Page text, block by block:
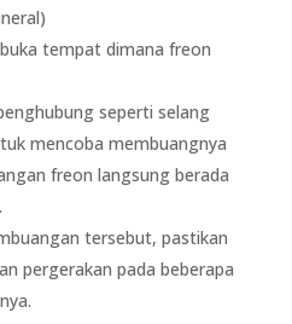
tempat dimana freon
seperti selang
mencoba membuangnya
freon langsung berada
tersebut, pastikan
pergerakan pada beberapa